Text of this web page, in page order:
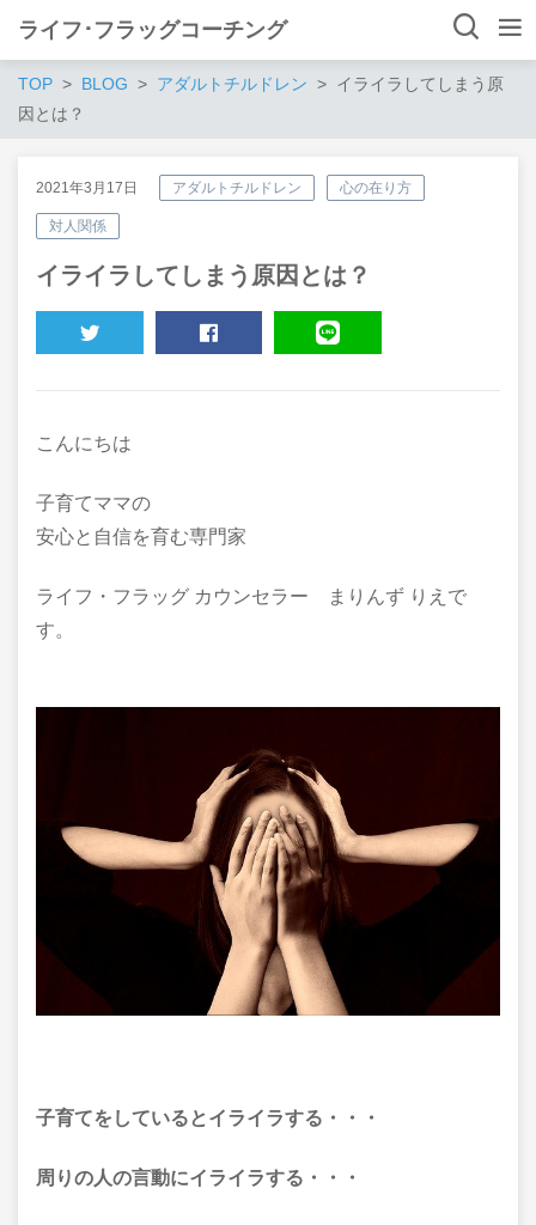
ライフ･フラッグコーチング
TOP BLOG アダルトチルドレン
イライラしてしまう原
因とは？
2021年3月17日 アダルトチルドレン 心の在り方
対人関係
イライラしてしまう原因とは？
こんにちは
子育てママの
安心と自信を育む専門家
ライフ・フラッグ カウンセラー まりんず りえで
す。
子育てをしているとイライラする・・・
周りの人の言動にイライラする・・・